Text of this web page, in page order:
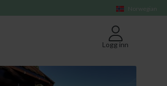
Norwegian
Logg inn